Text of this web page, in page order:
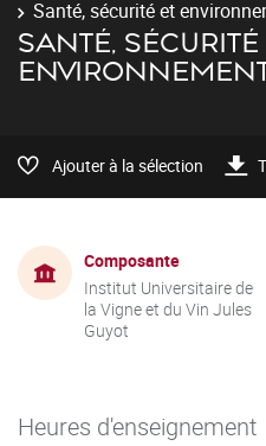
Santé, sécurité et
SANTÉ, SÉCURITÉ
Ajouter à la sélection
Composante
Institut Universitaire de
la Vigne et du Vin Jules
Guyot
Heures d'enseignement